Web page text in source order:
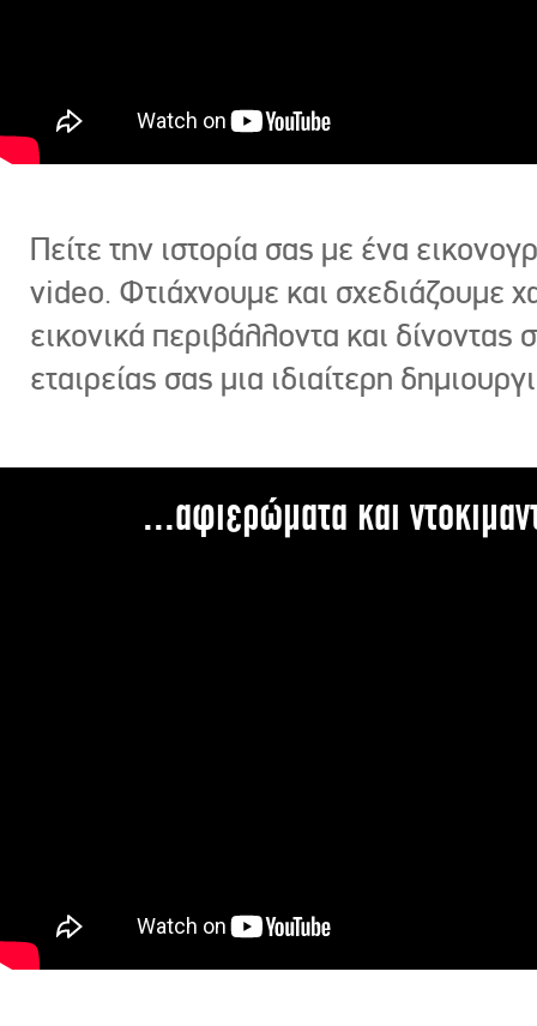
Πείτε την ιστορία σας με ένα
video. Φτιάχνουμε και σχεδιάζουμε
εικονικά περιβάλλοντα και δίνοντας
εταιρείας σας μια ιδιαίτερη
...αφιερώματα και